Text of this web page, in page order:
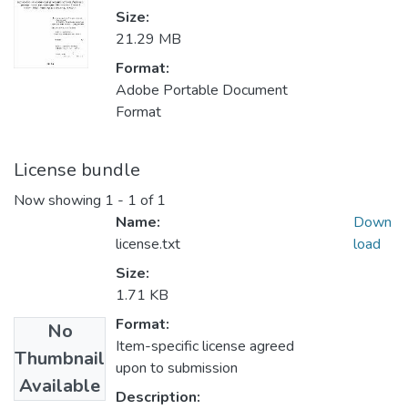
Size:
21.29 MB
Format:
Adobe Portable Document
Format
License bundle
Now showing 1 - 1 of 1
No
Thumbnail
Available
Name:
license.txt
Size:
1.71 KB
Format:
Item-specific license agreed
upon to submission
Description:
Down
load